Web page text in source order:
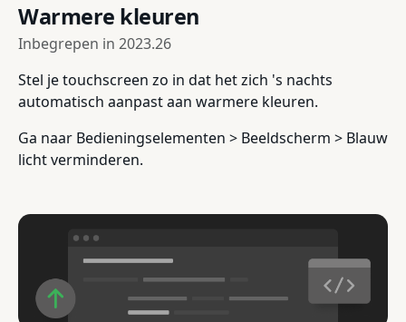
Warmere kleuren
Inbegrepen in 2023.26
Stel je touchscreen zo in dat het zich 's nachts
automatisch aanpast aan warmere kleuren.
Ga naar Bedieningselementen > Beeldscherm > Blauw
licht verminderen.